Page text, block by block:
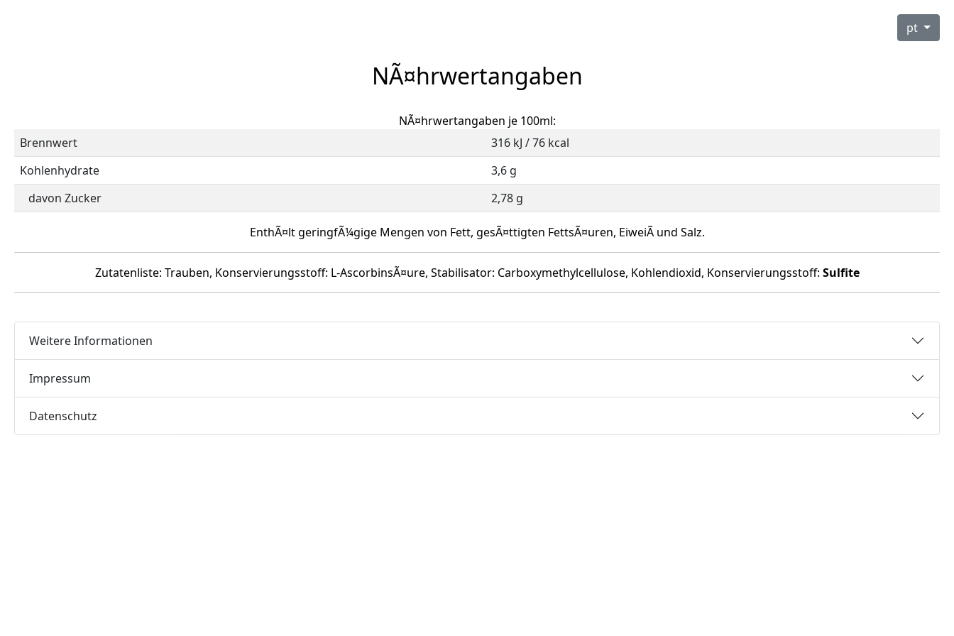
pt
NÃ¤hrwertangaben
NÃ¤hrwertangaben je 100ml:
Brennwert
316 kJ / 76 kcal
Kohlenhydrate
3,6 g
davon Zucker
2,78 g
EnthÃ¤lt geringfÃ¼gige Mengen von Fett, gesÃ¤ttigten FettsÃ¤uren, EiweiÃ und Salz.
Zutatenliste: Trauben, Konservierungsstoff: L-AscorbinsÃ¤ure, Stabilisator: Carboxymethylcellulose, Kohlendioxid, Konservierungsstoff: Sulfite
Weitere Informationen
Impressum
Datenschutz